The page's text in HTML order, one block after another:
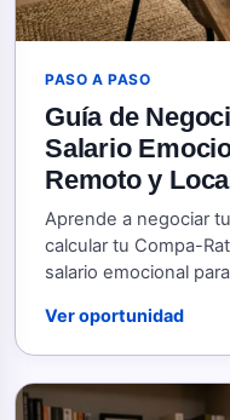
PASO A PASO
Guía de
Salario
Remoto y
Aprende a negociar
calcular tu Compa-
salario emocional
Ver oportunidad